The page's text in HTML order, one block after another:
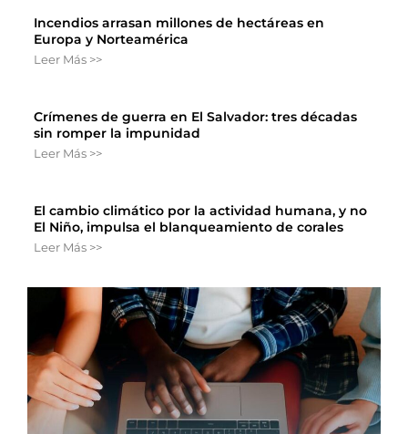
Incendios arrasan millones de hectáreas en
Europa y Norteamérica
Leer Más >>
Crímenes de guerra en El Salvador: tres décadas
sin romper la impunidad
Leer Más >>
El cambio climático por la actividad humana, y no
El Niño, impulsa el blanqueamiento de corales
Leer Más >>